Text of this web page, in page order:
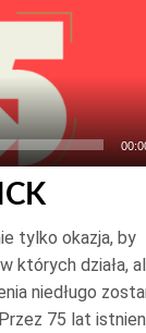
tylko okazja, by
których działa,
niedługo
75 lat